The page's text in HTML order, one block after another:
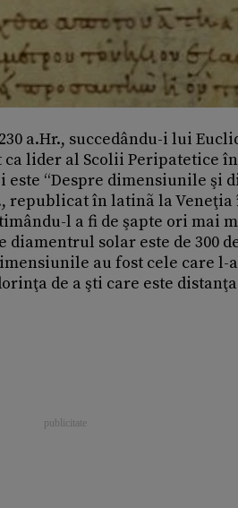
a.Hr., succedându-i lui
lider al Scolii Peripatetice
“Despre dimensiunile şi
republicat în latinã la Veneţia
l a fi de şapte ori mai
solar este de 300
au fost cele care l-
de a şti care este